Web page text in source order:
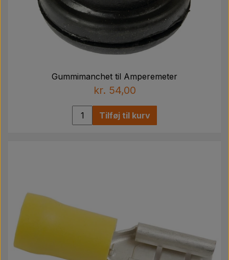
Gummimanchet til Amperemeter
kr. 54,00
Tilføj til kurv